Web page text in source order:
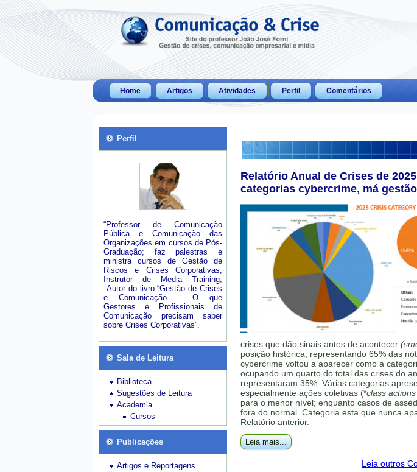
Home Artigos Atividades Perfil Comentários
Perfil
“Professor de Comunicação
Pública e Comunicação das
Organizações em cursos de Pós-
Graduação; faz palestras e
ministra cursos de Gestão de
Riscos e Crises Corporativas;
Instrutor de Media Training;
Autor do livro “Gestão de Crises
e Comunicação – O que
Gestores e Profissionais de
Comunicação precisam saber
sobre Crises Corporativas”.
Sala de Leitura
Biblioteca
Sugestões de Leitura
Academia
Cursos
Publicações
Artigos e Reportagens
Relatório Anual de Crises de
categorias cybercrime, má
crises que dão sinais antes de acontecer
posição histórica, representando 65% das
cybercrime voltou a aparecer como a
ocupando um quarto do total das crises do
representaram 35%. Várias categorias
especialmente ações coletivas (*class
para o menor nível; enquanto casos de
fora do normal. Categoria esta que nunca
Relatório anterior.
Leia mais...
Leia outros